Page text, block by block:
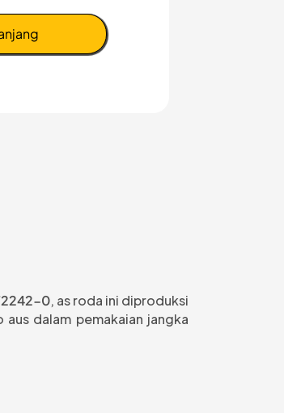
0, as roda ini diproduksi
dalam pemakaian jangka